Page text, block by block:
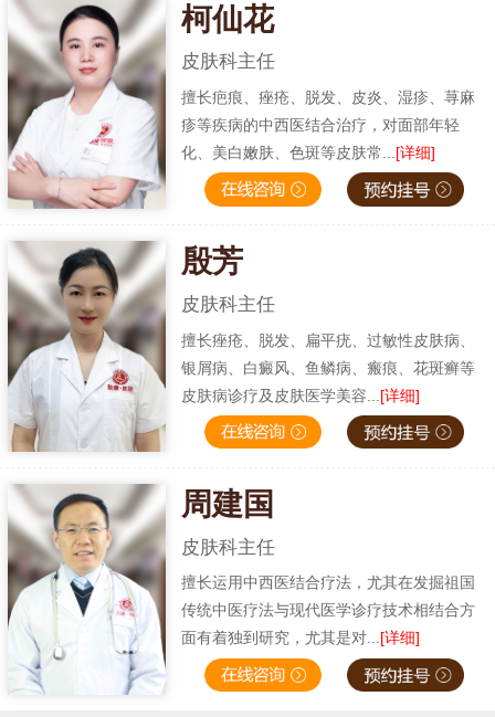
柯仙花
皮肤科主任
擅长疤痕、痤疮、脱发、皮炎、湿疹、荨麻
疹等疾病的中西医结合治疗，对面部年轻
化、美白嫩肤、色斑等皮肤常... [详细]
殷芳
皮肤科主任
擅长痤疮、脱发、扁平疣、过敏性皮肤病、
银屑病、白癜风、鱼鳞病、瘢痕、花斑癣等
皮肤病诊疗及皮肤医学美容... [详细]
周建国
皮肤科主任
擅长运用中西医结合疗法，尤其在发掘祖国
传统中医疗法与现代医学诊疗技术相结合方
面有着独到研究，尤其是对...[详细]